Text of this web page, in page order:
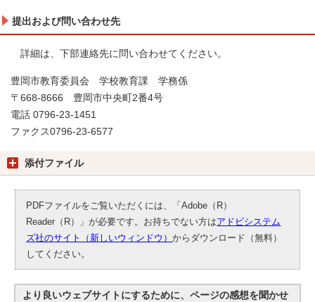
提出および問い合わせ先
詳細は、下部連絡先に問い合わせてください。
豊岡市教育委員会 学校教育課 学務係
〒668-8666 豊岡市中央町2番4号
電話 0796-23-1451
ファクス0796-23-6577
添付ファイル
PDFファイルをご覧いただくには、「Adobe（R）
Reader（R）」が必要です。お持ちでない方はアドビシステム
ズ社のサイト（新しいウィンドウ）からダウンロード（無料）
してください。
より良いウェブサイトにするために、ページの感想を聞かせ